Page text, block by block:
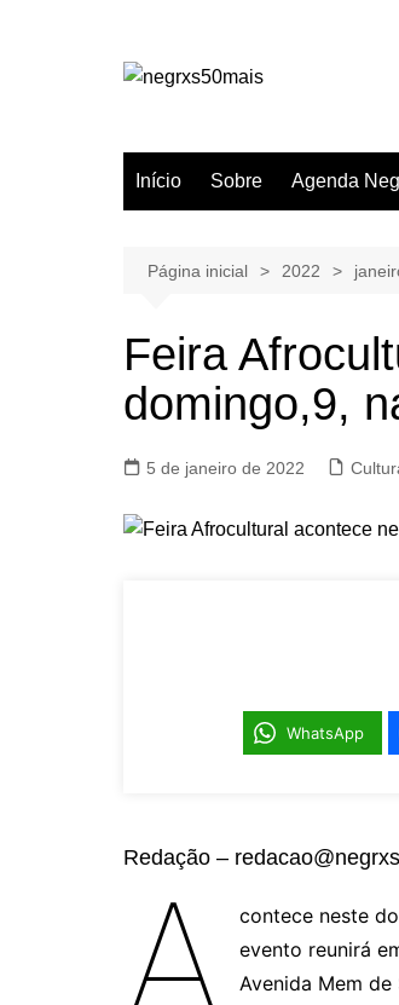
Início Sobre Agenda
Página inicial 2022
Feira
domingo,9,
5 de janeiro de 2022
WhatsApp
Redação –
A
contece neste
evento reunirá
Avenida Mem